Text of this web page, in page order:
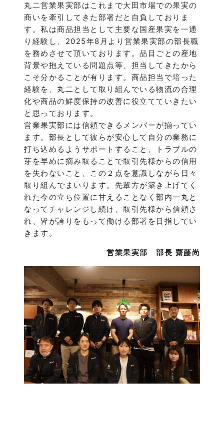
丸二営業果実部はこれまで大田市場での果実の
商いを牽引してきた部署だと自負しておりま
す。私は商品担当として主要な国産果実を一通
り経験し、2025年8月より営業果実部の部長職
を務めさせて頂いております。品目ごとの産地
背景や抱えている問題点等、担当してきたから
こそ分かることが有ります。商品担当で培った
経験を、丸二として取り組んでいる物流の合理
化や商品の鮮度保持の改善に役立てていきたい
と思っております。
営業果実部には信頼できるメンバーが揃ってい
ます。部長として彼らが安心して自分の業務に
打ち込めるようサポートすること、トラブルの
芽を早めに摘み取ることで取引先様からの信用
を失わないこと、この２点を意識しながら日々
取り組んでまいります。先輩方が築き上げてく
れた今の立ち位置に甘えることなく部内一丸と
なってチャレンジし続け、取引先様から信頼さ
れ、皆が誇りをもって働ける部署を目指してい
きます。
営業果実部 部長 齋藤尚